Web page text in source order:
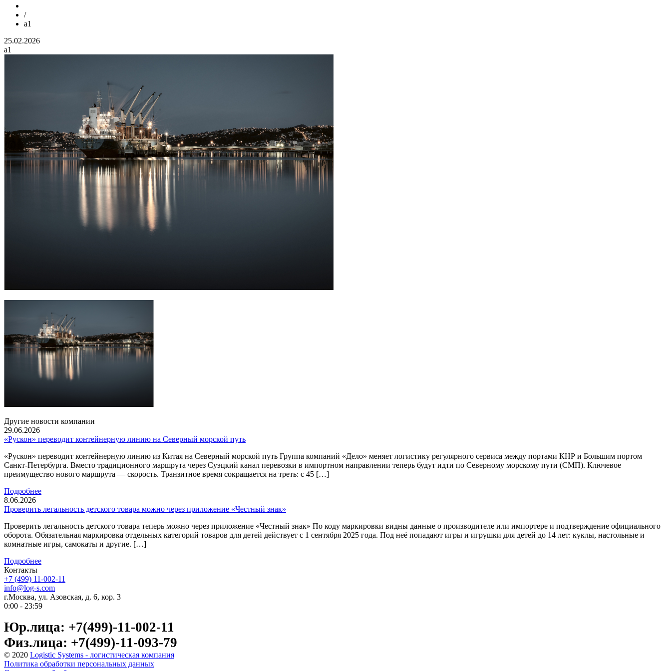
/
a1
25.02.2026
a1
Другие новости компании
29.06.2026
«Рускон» переводит контейнерную линию на Северный морской путь
«Рускон» переводит контейнерную линию из Китая на Северный морской путь Группа компаний «Дело» меняет логистику регулярного сервиса между портами КНР и Большим портом
Санкт-Петербурга. Вместо традиционного маршрута через Суэцкий канал перевозки в импортном направлении теперь будут идти по Северному морскому пути (СМП). Ключевое
преимущество нового маршрута — скорость. Транзитное время сокращается на треть: с 45 […]
Подробнее
8.06.2026
Проверить легальность детского товара можно через приложение «Честный знак»
Проверить легальность детского товара теперь можно через приложение «Честный знак» По коду маркировки видны данные о производителе или импортере и подтверждение официального
оборота. Обязательная маркировка отдельных категорий товаров для детей действует с 1 сентября 2025 года. Под неё попадают игры и игрушки для детей до 14 лет: куклы, настольные и
комнатные игры, самокаты и другие. […]
Подробнее
Контакты
+7 (499) 11-002-11
info@log-s.com
г.Москва, ул. Азовская, д. 6, кор. 3
0:00 - 23:59
Юр.лица: +7(499)-11-002-11
Физ.лица: +7(499)-11-093-79
© 2020 Logistic Systems - логистическая компания
Политика обработки персональных данных